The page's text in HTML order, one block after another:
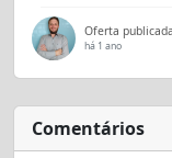
Oferta
há 1 ano
Comentários